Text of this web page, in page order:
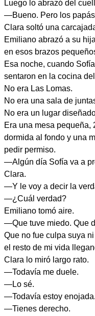
Luego lo abrazó del
—Bueno. Pero los
Clara soltó una
Emiliano abrazó a su
en esos brazos
Esa noche, cuando
sentaron en la cocina
No era Las Lomas.
No era una sala de
No era un lugar
Era una mesa pequeña,
dormida al fondo y una
pedir permiso.
—Algún día Sofía va a
Clara.
—Y le voy a decir la
—¿Cuál verdad?
Emiliano tomó aire.
—Que tuve miedo. Que
Que no fue culpa suya
el resto de mi vida
Clara lo miró largo rato.
—Todavía me duele.
—Lo sé.
—Todavía estoy enojada.
—Tienes derecho.